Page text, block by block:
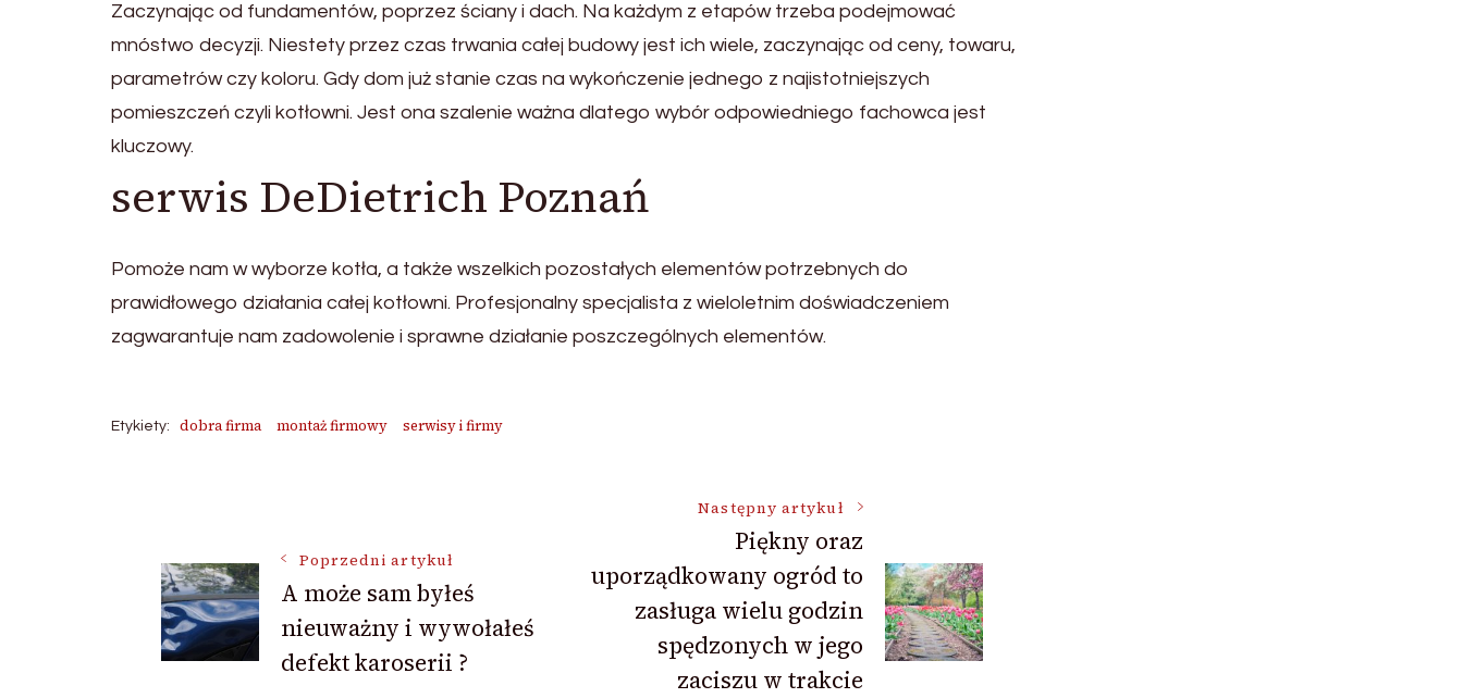
Zaczynając od fundamentów, poprzez ściany i dach. Na każdym z etapów trzeba podejmować
mnóstwo decyzji. Niestety przez czas trwania całej budowy jest ich wiele, zaczynając od ceny, towaru,
parametrów czy koloru. Gdy dom już stanie czas na wykończenie jednego z najistotniejszych
pomieszczeń czyli kotłowni. Jest ona szalenie ważna dlatego wybór odpowiedniego fachowca jest
kluczowy.
serwis DeDietrich Poznań
Pomoże nam w wyborze kotła, a także wszelkich pozostałych elementów potrzebnych do
prawidłowego działania całej kotłowni. Profesjonalny specjalista z wieloletnim doświadczeniem
zagwarantuje nam zadowolenie i sprawne działanie poszczególnych elementów.
Etykiety: dobra firma montaż firmowy serwisy i firmy
wpisu
Poprzedni artykuł
A może sam byłeś
nieuważny i wywołałeś
defekt karoserii ?
Następny artykuł
Piękny oraz
uporządkowany ogród to
zasługa wielu godzin
spędzonych w jego
zaciszu w trakcie